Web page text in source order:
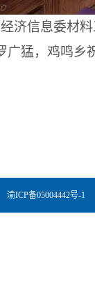
济信息委材
广猛，鸡鸣乡
渝ICP备05004442号-1